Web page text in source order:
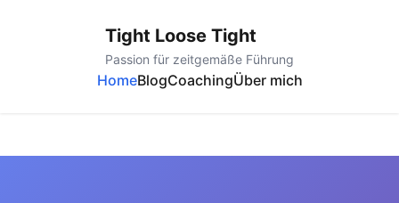
Tight Loose Tight
Passion für zeitgemäße Führung
HomeBlogCoachingÜber mich